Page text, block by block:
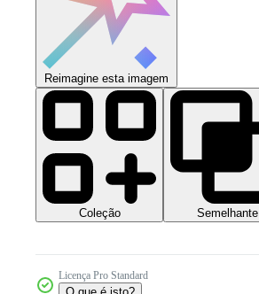
Reimagine esta imagem
Coleção Semelhante
Licença Pro Standard